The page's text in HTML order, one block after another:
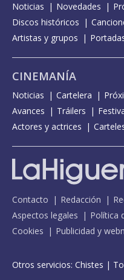
Noticias Novedades
Discos históricos
Artistas y grupos
CINEMANÍA
Noticias Cartelera
Avances
Tráilers
Actores y actrices
Contacto Redacción
Aspectos legales
Política
Cookies
Publicidad y
Otros servicios: Chistes |